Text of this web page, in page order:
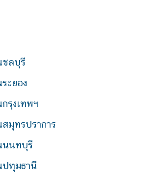
ชลบุรี
ะยอง
รุงเทพฯ
สมุทรปราการ
นนทบุรี
ปทุมธานี